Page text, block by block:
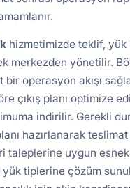
hizmetimizde teklif, yük
merkezden yönetilir.
bir operasyon akışı
çıkış planı optimize
indirilir. Gerekli
hazırlanarak
taleplerine uygun
yük tiplerine çözüm